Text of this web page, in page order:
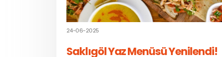
24-06-2025
Saklıgöl Yaz Menüsü Yenilendi!